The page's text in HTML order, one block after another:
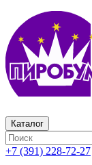
Каталог
+7 (391) 228-72-27